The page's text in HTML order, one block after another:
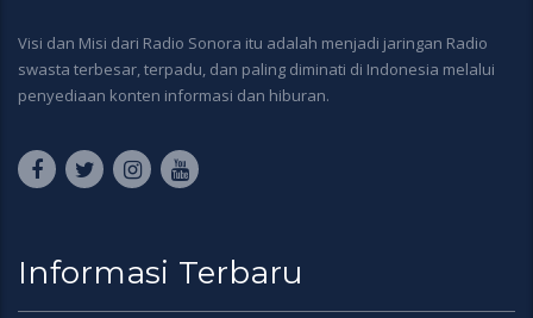
Visi dan Misi dari Radio Sonora itu adalah menjadi jaringan Radio
swasta terbesar, terpadu, dan paling diminati di Indonesia melalui
penyediaan konten informasi dan hiburan.
Informasi Terbaru